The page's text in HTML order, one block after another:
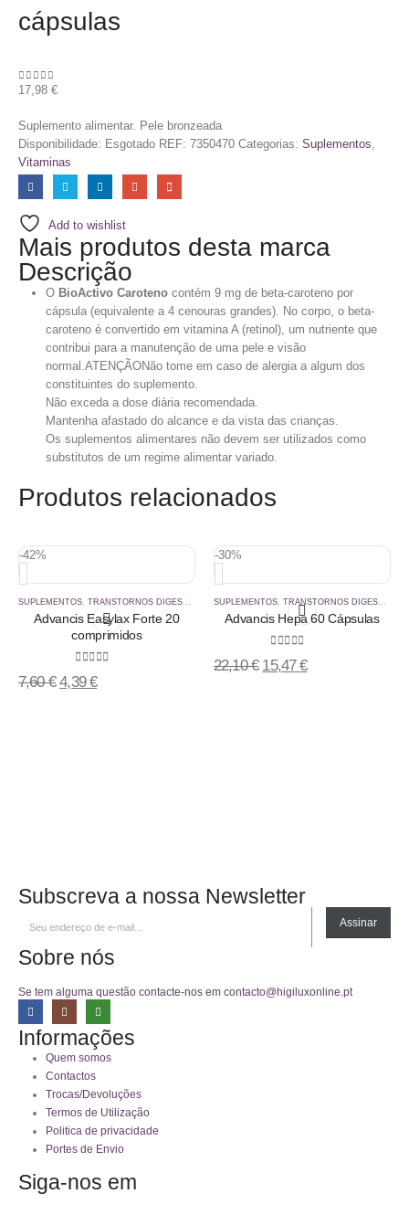
cápsulas
0 out of 5
17,98 €
Suplemento alimentar. Pele bronzeada
Disponibilidade: Esgotado REF: 7350470 Categorias: Suplementos
Vitaminas
Add to wishlist
Mais produtos desta marca
Descrição
O BioActivo Caroteno contém 9 mg de beta-caroteno por
cápsula (equivalente a 4 cenouras grandes). No corpo, o beta-
caroteno é convertido em vitamina A (retinol), um nutriente que
contribui para a manutenção de uma pele e visão
normal.ATENÇÃONão tome em caso de alergia a algum dos
constituintes do suplemento.
Não exceda a dose diária recomendada.
Mantenha afastado do alcance e da vista das crianças.
Os suplementos alimentares não devem ser utilizados como
substitutos de um regime alimentar variado.
Produtos relacionados
-42%
SUPLEMENTOS, TRANSTORNOS DIGESTIVOS
Advancis Easylax Forte 20
comprimidos
0out of 5
7,60€ 4,39€
-30%
SUPLEMENTOS, TRANSTORNOS DIGESTIVOS
Advancis Hepa 60 Cápsulas
0out of 5
22,10€ 15,47€
Subscreva a nossa Newsletter
Assinar
Sobre nós
Se tem alguma questão contacte-nos em contacto@higiluxonline.pt
Informações
Quem somos
Contactos
Trocas/Devoluções
Termos de Utilização
Politica de privacidade
Portes de Envio
Siga-nos em